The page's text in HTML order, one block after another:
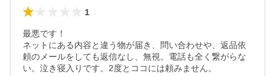
1
最悪です！
ネットにある内容と違う物が届き、問い合わせや、返品依
頼のメールをしても返信なし、無視。電話も全く繋がらな
い。泣き寝入りです。2度とココには頼みません。